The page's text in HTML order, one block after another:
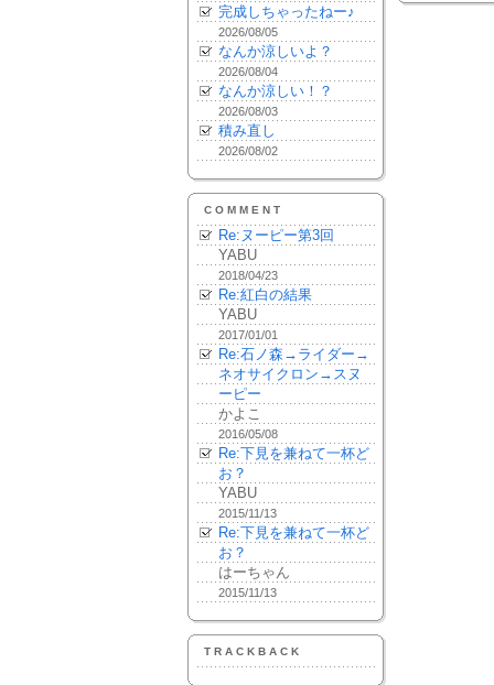
完成しちゃったねー♪
2026/08/05
なんか涼しいよ？
2026/08/04
なんか涼しい！？
2026/08/03
積み直し
2026/08/02
COMMENT
Re:ヌーピー第3回
YABU
2018/04/23
Re:紅白の結果
YABU
2017/01/01
Re:石ノ森→ライダー→
ネオサイクロン→スヌ
ーピー
かよこ
2016/05/08
Re:下見を兼ねて一杯ど
お？
YABU
2015/11/13
Re:下見を兼ねて一杯ど
お？
はーちゃん
2015/11/13
TRACKBACK